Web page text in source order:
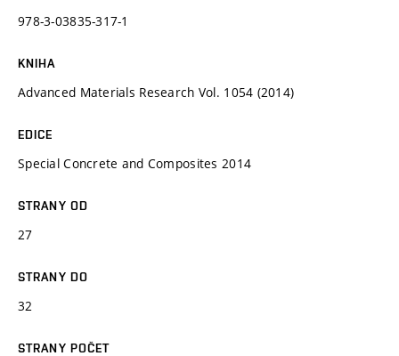
978-3-03835-317-1
KNIHA
Advanced Materials Research Vol. 1054 (2014)
EDICE
Special Concrete and Composites 2014
STRANY OD
27
STRANY DO
32
STRANY POČET